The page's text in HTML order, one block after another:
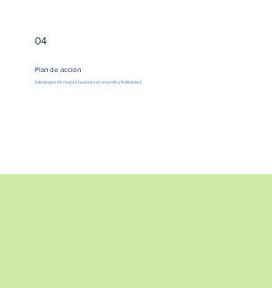
04
Plan de acción
Estrategias de mejora basadas en impacto y factibilidad.